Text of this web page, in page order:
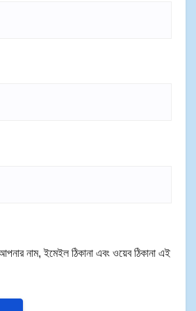
নাম, ইমেইল ঠিকানা এবং ওয়েব ঠিকানা এই